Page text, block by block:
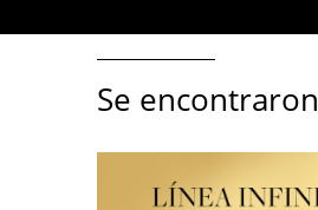
Se encontraron